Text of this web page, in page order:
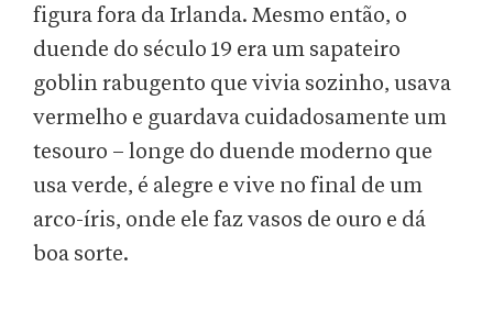
figura fora da Irlanda. Mesmo então, o
duende do século 19 era um sapateiro
goblin rabugento que vivia sozinho, usava
vermelho e guardava cuidadosamente um
tesouro – longe do duende moderno que
usa verde, é alegre e vive no final de um
arco-íris, onde ele faz vasos de ouro e dá
boa sorte.